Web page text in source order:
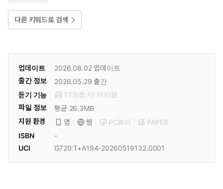
다른 키워드로 검색
업데이트 2026.08.02업데이트
출간 정보
2026.05.29 출간
듣기 기능
TTS(듣기) 미 지원
파일 정보
평균 26.3MB
지원 환경
앱 웹 PC뷰어
PAPER
ISBN
-
UCI
G720:T+A194-20260519132.0001